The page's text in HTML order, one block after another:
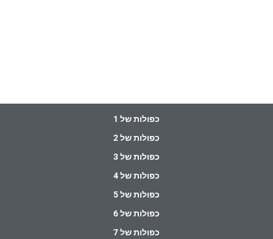
כפולות של 1
כפולות של 2
כפולות של 3
כפולות של 4
כפולות של 5
כפולות של 6
כפולות של 7